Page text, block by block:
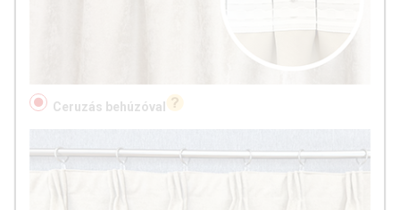
Ceruzás behúzóval